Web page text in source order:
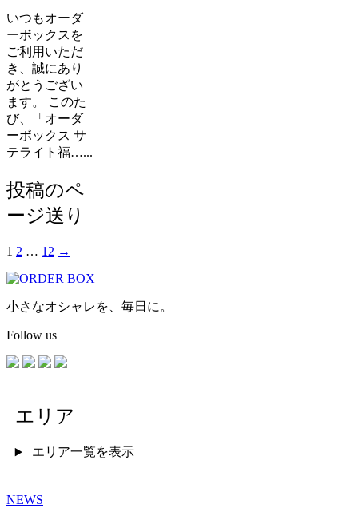
いつもオーダ
ーボックスを
ご利用いただ
き、誠にあり
がとうござい
ます。 このた
び、「オーダ
ーボックス サ
テライト福…...
投稿のペ
ージ送り
1 2 … 12 →
小さなオシャレを、毎日に。
Follow us
エリア
エリア一覧を表示
NEWS